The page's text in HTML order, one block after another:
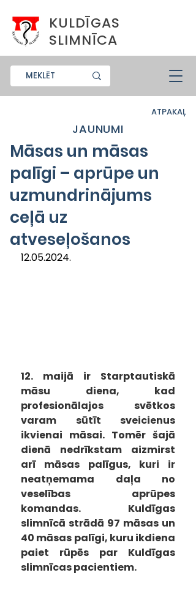
KULDĪGAS
SLIMNĪCA
ATPAKAĻ
JAUNUMI
Māsas un māsas
palīgi – aprūpe un
uzmundrinājums
ceļā uz
atveseļošanos
12.05.2024.
12. maijā ir Starptautiskā
māsu diena, kad
profesionālajos svētkos
varam sūtīt sveicienus
ikvienai māsai. Tomēr šajā
dienā nedrīkstam aizmirst
arī māsas palīgus, kuri ir
neatņemama daļa no
veselības aprūpes
komandas. Kuldīgas
slimnīcā strādā 97 māsas un
40 māsas palīgi, kuru ikdiena
paiet rūpēs par Kuldīgas
slimnīcas pacientiem.